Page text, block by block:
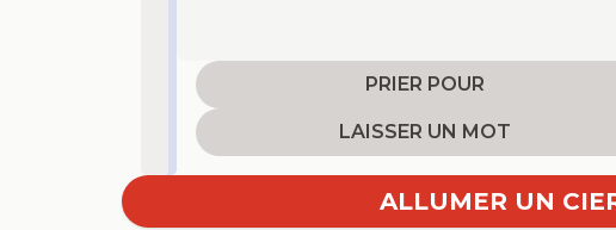
PRIER POUR
LAISSER UN MOT
ALLUMER UN